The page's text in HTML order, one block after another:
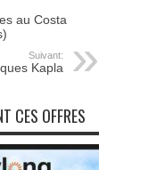
au Costa
Suivant:
Kapla
CES OFFRES